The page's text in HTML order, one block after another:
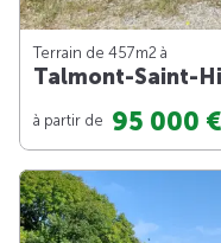
Terrain de 457m2 à
Talmont-Saint-
à partir de 95 000 €